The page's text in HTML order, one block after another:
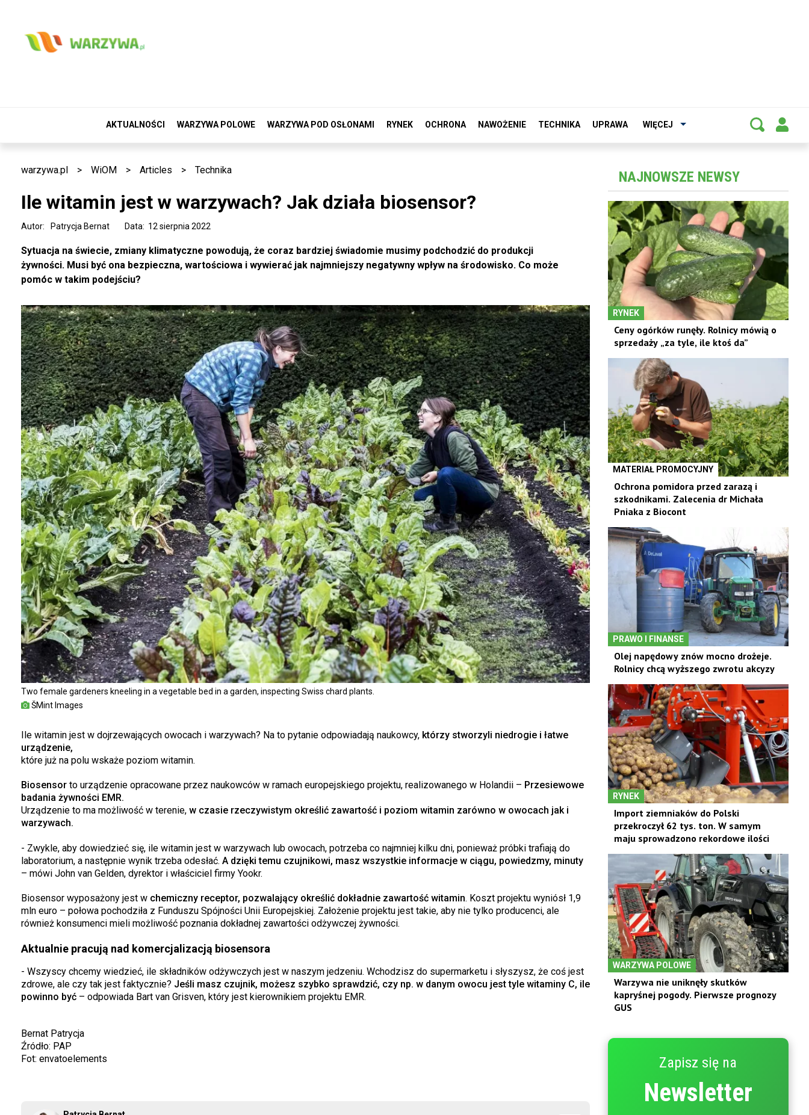
AKTUALNOŚCI WARZYWA POLOWE WARZYWA POD OSŁONAMI RYNEK OCHRONA NAWOŻENIE TECHNIKA UPRAWA WIĘCEJ
warzywa.pl > WiOM > Articles > Technika
Two female gardeners kneeling in a vegetable bed in a garden, inspecting Swiss chard plants.
ŠMint Images
Ile witamin jest w warzywach? Jak działa biosensor?
Data: 12 sierpnia 2022
Autor: Patrycja Bernat
Sytuacja na świecie, zmiany klimatyczne powodują, że coraz bardziej świadomie musimy podchodzić do produkcji
żywności. Musi być ona bezpieczna, wartościowa i wywierać jak najmniejszy negatywny wpływ na środowisko. Co może
pomóc w takim podejściu?
Ile witamin jest w dojrzewających owocach i warzywach? Na to pytanie odpowiadają naukowcy, którzy stworzyli niedrogie i łatwe
urządzenie,
które już na polu wskaże poziom witamin.
Biosensor to urządzenie opracowane przez naukowców w ramach europejskiego projektu, realizowanego w Holandii – Przesiewowe
badania żywności EMR.
Urządzenie to ma możliwość w terenie, w czasie rzeczywistym określić zawartość i poziom witamin zarówno w owocach jak i
warzywach.
- Zwykle, aby dowiedzieć się, ile witamin jest w warzywach lub owocach, potrzeba co najmniej kilku dni, ponieważ próbki trafiają do
laboratorium, a następnie wynik trzeba odesłać. A dzięki temu czujnikowi, masz wszystkie informacje w ciągu, powiedzmy, minuty
– mówi John van Gelden, dyrektor i właściciel firmy Yookr.
Biosensor wyposażony jest wchemiczny receptor, pozwalający określić dokładnie zawartość witamin. Koszt projektu wyniósł 1,9
mln euro – połowa pochodziła z Funduszu Spójności Unii Europejskiej. Założenie projektu jest takie, aby nie tylko producenci, ale
również konsumenci mieli możliwość poznania dokładnej zawartości odżywczej żywności.
Aktualnie pracują nad komercjalizacją biosensora
- Wszyscy chcemy wiedzieć, ile składników odżywczych jest w naszym jedzeniu. Wchodzisz do supermarketu i słyszysz, że coś jest
zdrowe, ale czy tak jest faktycznie? Jeśli masz czujnik, możesz szybko sprawdzić, czy np. w danym owocu jest tyle witaminy C, ile
powinno być– odpowiada Bart van Grisven, który jest kierownikiem projektu EMR.
Bernat Patrycja
Źródło: PAP
Fot: envatoelements
NAJNOWSZE NEWSY
RYNEK
Ceny ogórków runęły. Rolnicy mówią o
sprzedaży „za tyle, ile ktoś da”
MATERIAŁ PROMOCYJNY
Ochrona pomidora przed zarazą i
szkodnikami. Zalecenia dr Michała
Pniaka z Biocont
PRAWO I FINANSE
Olej napędowy znów mocno drożeje.
Rolnicy chcą wyższego zwrotu akcyzy
RYNEK
Import ziemniaków do Polski
przekroczył 62 tys. ton. W samym
maju sprowadzono rekordowe ilości
WARZYWA POLOWE
Warzywa nie uniknęły skutków
kapryśnej pogody. Pierwsze prognozy
GUS
Zapisz się na
Newsletter